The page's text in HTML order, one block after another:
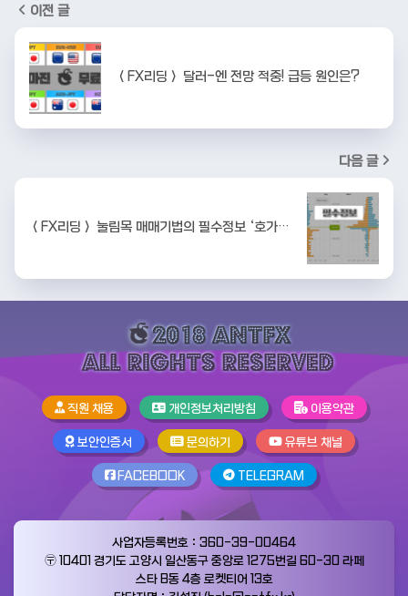
이전 글
＜FX리딩＞ 달러-엔 전망 적중! 급등 원인은?
다음 글
＜FX리딩＞ 눌림목 매매기법의 필수정보 ‘호가…
직원 채용 개인정보처리방침 이용약관
보안인증서 문의하기 유튜브 채널
FACEBOOK TELEGRAM
사업자등록번호：360-39-00464
〶 10401 경기도 고양시 일산동구 중앙로 1275번길 60-30 라페
스타 B동 4층 로켓티어 13호